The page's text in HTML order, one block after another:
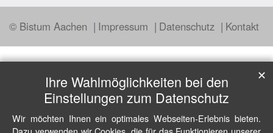
© Bistum Aachen Impressum Datenschutz Kontakt
Ihre Wahlmöglichkeiten bei den
Einstellungen zum Datenschutz
Wir möchten Ihnen ein optimales Webseiten-Erlebnis bieten.
✕